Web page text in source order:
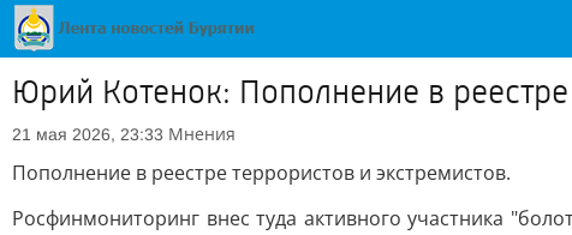
Юрий Котенок: Пополнение в
21 мая 2026, 23:33 Мнения
Пополнение в реестре террористов и экстремистов.
Росфинмониторинг внес туда активного участника